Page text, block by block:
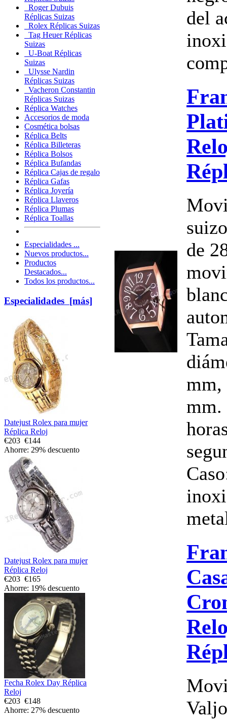
Roger Dubuis
Réplicas Suizas
Rolex Réplicas Suizas
Tag Heuer Réplicas
Suizas
U-Boat Réplicas
Suizas
Ulysse Nardin
Réplicas Suizas
Vacheron Constantin
Réplicas Suizas
Réplica Watches
Accesorios de moda
Cosmética bolsas
Réplica Belts
Réplica Billeteras
Réplica Bolsos
Réplica Bufandas
Réplica Cajas de regalo
Réplica Gafas
Réplica Joyería
Réplica Llaveros
Réplica Plumas
Réplica Toallas
Especialidades ...
Nuevos productos...
Productos
Destacados...
Todos los productos...
Especialidades [más]
Datejust Rolex para mujer
Réplica Reloj
€203 €144
Ahorre: 29% descuento
Datejust Rolex para mujer
Réplica Reloj
€203 €165
Ahorre: 19% descuento
Fecha Rolex Day Réplica
Reloj
€203 €148
Ahorre: 27% descuento
del
de
mm,
mm.